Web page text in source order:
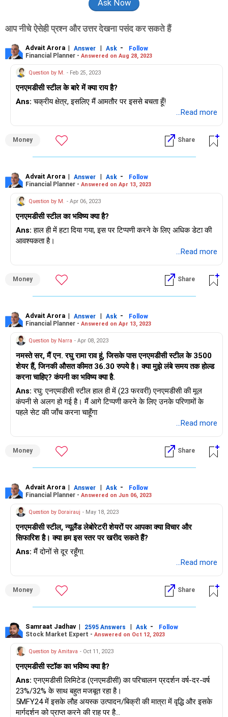
आप नीचे ऐसेही प्रश्न और उत्तर देखना पसंद कर सकते हैं
Advait Arora | Answer | Ask -
Follow
Financial Planner - Answered on Aug 28, 2023
Question by M. - Feb 25, 2023
एनएमडीसी स्टील के बारे में क्या राय है?
Ans: चक्रीय क्षेत्र, इसलिए मैं आमतौर पर इससे बचता हूँ!
...Read more
Money Share
Advait Arora | Answer | Ask -
Follow
Financial Planner - Answered on Apr 13, 2023
Question by M. - Apr 06, 2023
एनएमडीसी स्टील का भविष्य क्या है?
Ans: हाल ही में हटा दिया गया, इस पर टिप्पणी करने के लिए अधिक डेटा की
आवश्यकता है।
...Read more
Money Share
Advait Arora | Answer | Ask -
Follow
Financial Planner - Answered on Apr 13, 2023
Question by Narra - Apr 08, 2023
नमस्ते सर, मैं एन. रघु रामा राव हूं, जिसके पास एनएमडीसी स्टील के 3500
शेयर हैं, जिनकी औसत कीमत 36.30 रुपये है। क्या मुझे लंबे समय तक होल्ड
करना चाहिए? कंपनी का भविष्य क्या है.
Ans: रघु: एनएमडीसी स्टील हाल ही में (23 फरवरी) एनएमडीसी की मूल
कंपनी से अलग हो गई है। मैं आगे टिप्पणी करने के लिए उनके परिणामों के
पहले सेट की जाँच करना चाहूँगा
...Read more
Money Share
Advait Arora | Answer | Ask -
Follow
Financial Planner - Answered on Jun 06, 2023
Question by Dorairauj - May 18, 2023
एनएमडीसी स्टील, न्यूलैंड लेबोरेटरी शेयरों पर आपका क्या विचार और
सिफारिश है। क्या हम इस स्तर पर खरीद सकते हैं?
Ans: मैं दोनों से दूर रहूँगा.
...Read more
Money Share
Samraat Jadhav| 2595 Answers | Ask -
Follow
Stock Market Expert - Answered on Oct 12, 2023
Question by Amitava - Oct 11, 2023
एनएमडीसी स्टॉक का भविष्य क्या है?
Ans: एनएमडीसी लिमिटेड (एनएमडीसी) का परिचालन प्रदर्शन वर्ष-दर-वर्ष
23%/32% के साथ बहुत मजबूत रहा है।
5MFY24 में इसके लौह अयस्क उत्पादन/बिक्री की मात्रा में वृद्धि और इसके
मार्गदर्शन को प्राप्त करने की राह पर है